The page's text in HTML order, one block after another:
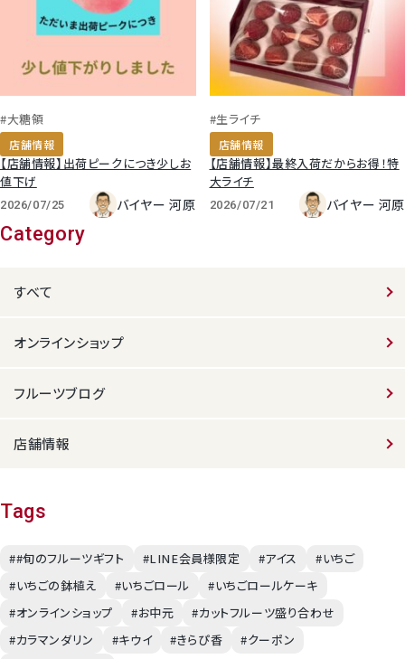
#大糖領
店舗情報
【店舗情報】出荷ピークにつき少しお
値下げ
2026/07/25 バイヤー 河原
#生ライチ
店舗情報
【店舗情報】最終入荷だからお得！特
大ライチ
2026/07/21 バイヤー 河原
Category
すべて
オンラインショップ
フルーツブログ
店舗情報
Tags
##旬のフルーツギフト #LINE会員様限定 #アイス
#いちご
#いちごの鉢植え
#いちごロール
#いちごロールケーキ
#オンラインショップ
#お中元
#カットフルーツ盛り合わせ
#カラマンダリン
#キウイ #きらぴ香
#クーポン